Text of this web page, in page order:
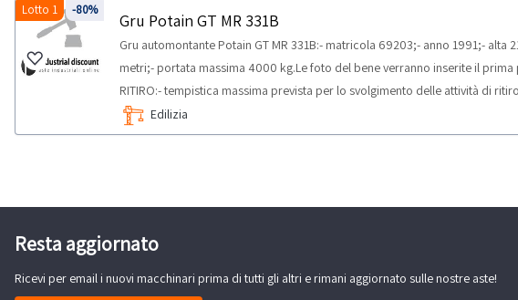
-80%
Lotto 1
Gru Potain GT MR 331B
Gru automontante Potain GT MR 331B:- matricola 69203;- anno 1991;- alta
metri;- portata massima 4000 kg.Le foto del bene verranno inserite il prima
RITIRO:- tempistica massima prevista per lo svolgimento delle attività di
concordato: 1 giorno
Edilizia
Resta aggiornato
Ricevi per email i nuovi macchinari prima di tutti gli altri e rimani aggiornato sulle nostre aste!